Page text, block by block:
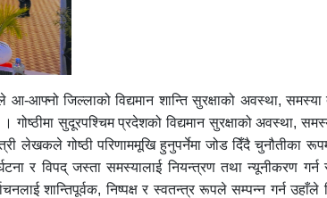
आफ्नो जिल्लाको विद्यमान शान्ति सुरक्षाको अवस्था,
सुदूरपश्चिम प्रदेशको विद्यमान सुरक्षाको अवस्था,
लेखकले गोष्ठी परिणाममूखि हुनुपर्नेमा जोड दिँदै चुनौतीका
र विपद् जस्ता समस्यालाई नियन्त्रण तथा न्यूनीकरण गर्न
शान्तिपूर्वक, निष्पक्ष र स्वतन्त्र रूपले सम्पन्न गर्न उहाँले